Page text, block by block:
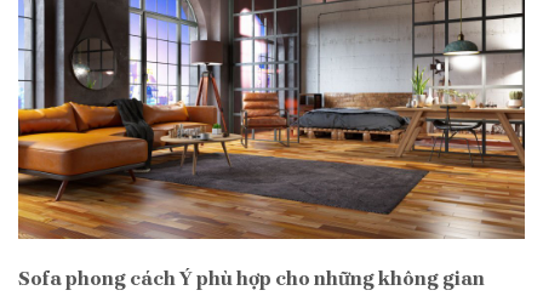
Sofa phong cách Ý phù hợp cho những không gian